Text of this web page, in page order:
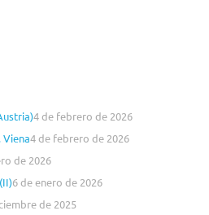
4 de febrero de 2026
4 de febrero de 2026
de 2026
6 de enero de 2026
de 2025